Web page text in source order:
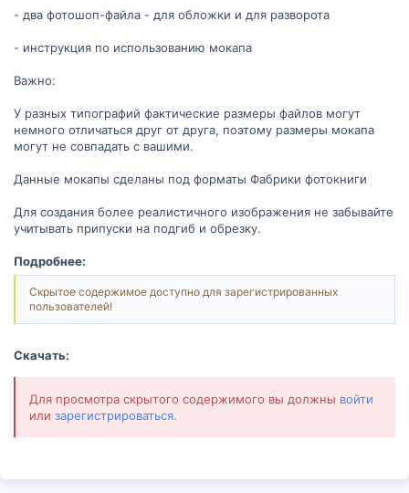
- два фотошоп-файла - для обложки и для разворота
- инструкция по использованию мокапа
Важно:
У разных типографий фактические размеры файлов могут
немного отличаться друг от друга, поэтому размеры мокапа
могут не совпадать с вашими.
Данные мокапы сделаны под форматы Фабрики фотокниги
Для создания более реалистичного изображения не забывайте
учитывать припуски на подгиб и обрезку.
Подробнее:
Скрытое содержимое доступно для зарегистрированных
пользователей!
Скачать:
Для просмотра скрытого содержимого вы должны войти
или зарегистрироваться.